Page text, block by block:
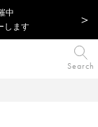
中
します
Search